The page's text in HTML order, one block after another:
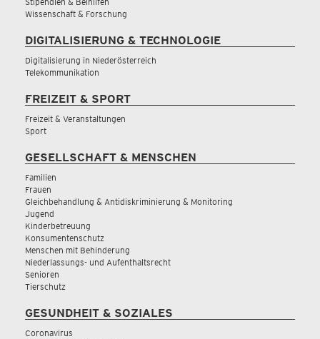
Wissenschaft & Forschung
DIGITALISIERUNG & TECHNOLOGIE
Digitalisierung in Niederösterreich
Telekommunikation
FREIZEIT & SPORT
Freizeit & Veranstaltungen
Sport
GESELLSCHAFT & MENSCHEN
Familien
Frauen
Gleichbehandlung & Antidiskriminierung & Monitoring
Jugend
Kinderbetreuung
Konsumentenschutz
Menschen mit Behinderung
Niederlassungs- und Aufenthaltsrecht
Senioren
Tierschutz
GESUNDHEIT & SOZIALES
Coronavirus